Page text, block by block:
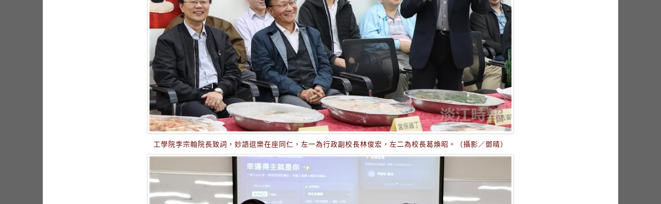
工學院李宗翰院長致詞，妙語逗樂在座同仁，左一為行政副校長林俊宏，左二為校長葛煥昭。（攝影／鄧晴）